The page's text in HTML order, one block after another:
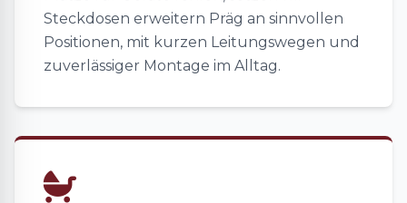
Steckdosen erweitern Präg an sinnvollen
Positionen, mit kurzen Leitungswegen und
zuverlässiger Montage im Alltag.